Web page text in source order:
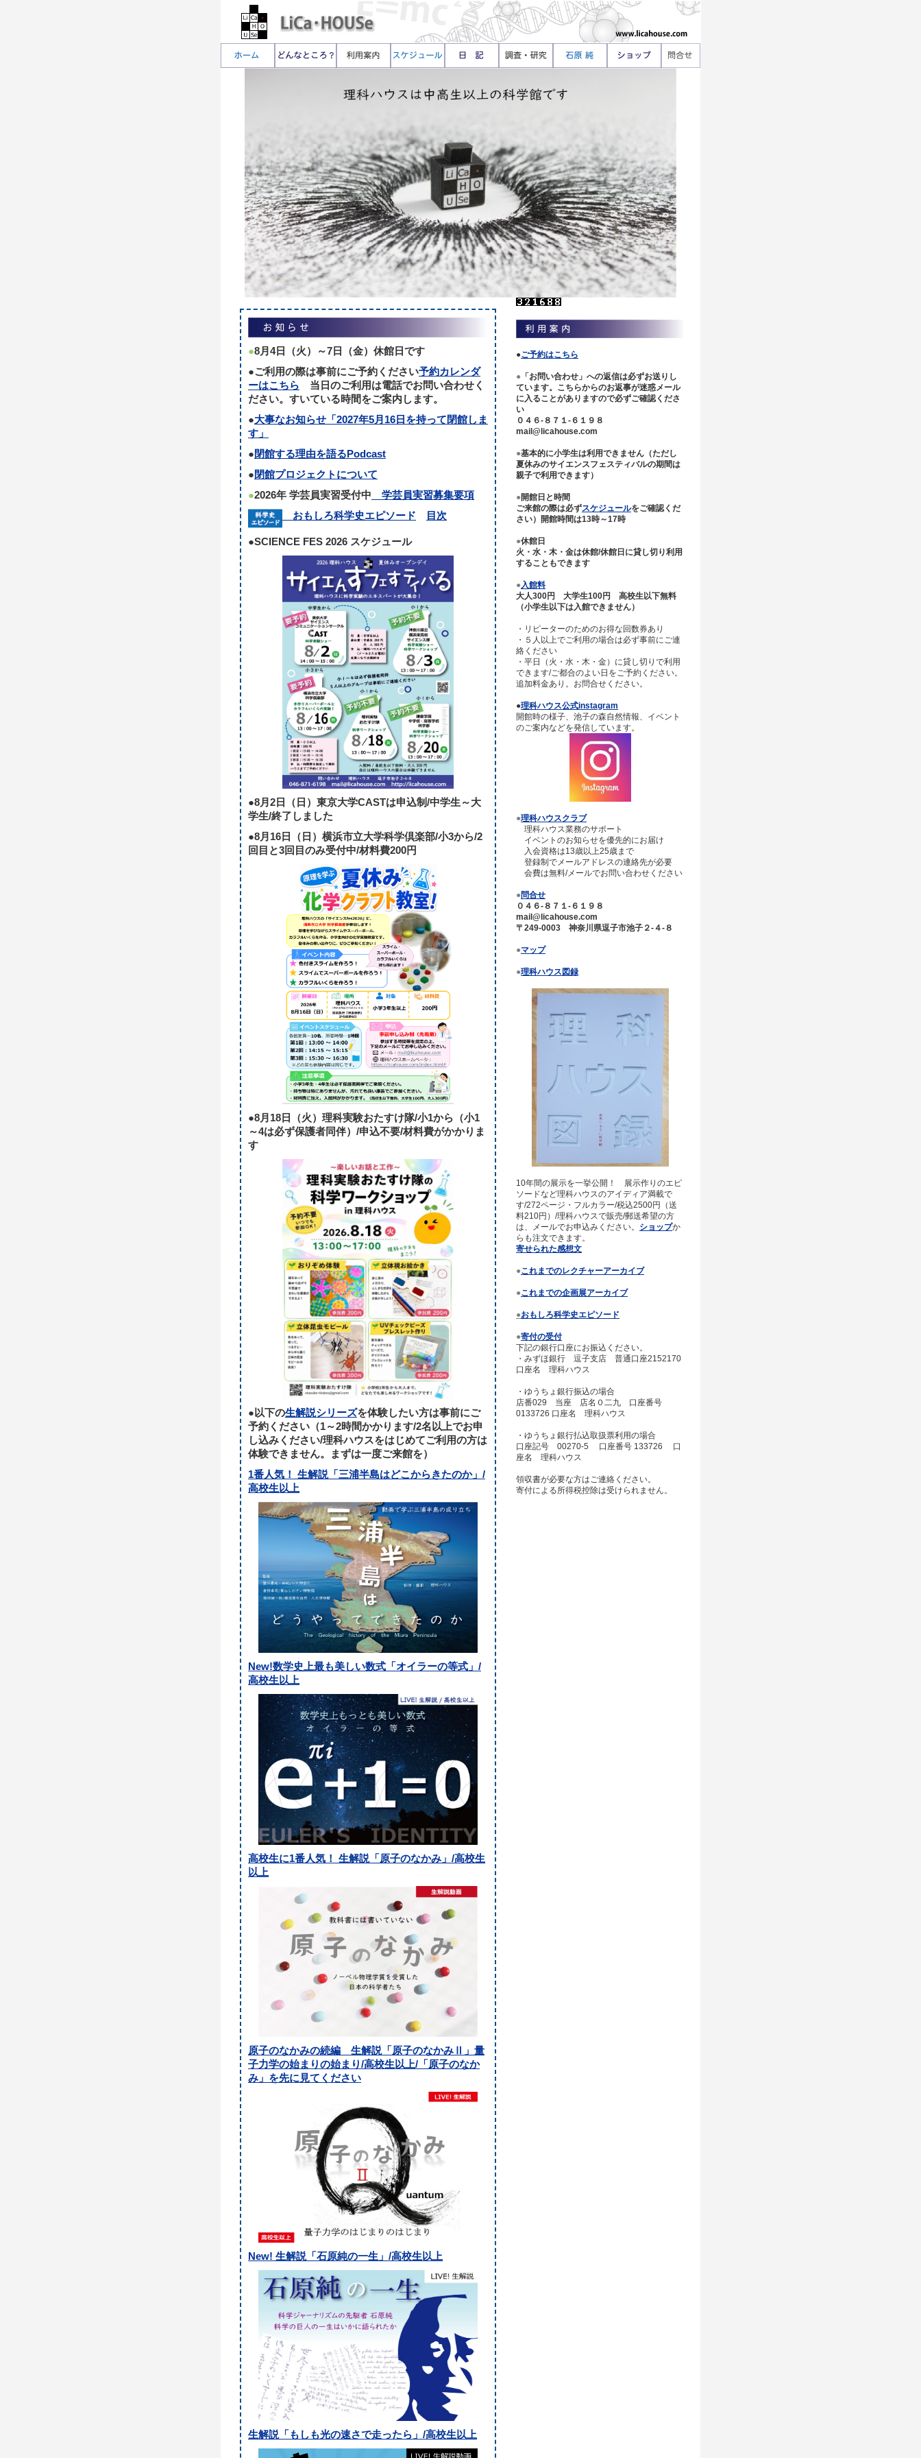
●8月4日（火）～7日（金）休館日です
●ご利用の際は事前にご予約ください予約カレンダ
ーはこちら 当日のご利用は電話でお問い合わせく
ださい。すいている時間をご案内します。
●大事なお知らせ「2027年5月16日を持って閉館しま
す」
●閉館する理由を語るPodcast
●閉館プロジェクトについて
●2026年 学芸員実習受付中 学芸員実習募集要項
おもしろ科学史エピソード
目次
●SCIENCE FES 2026 スケジュール
●8月2日（日）東京大学CASTは申込制/中学生～大
学生/終了しました
●8月16日（日）横浜市立大学科学倶楽部/小3から/2
回目と3回目のみ受付中/材料費200円
●8月18日（火）理科実験おたすけ隊/小1から（小1
～4は必ず保護者同伴）/申込不要/材料費がかかりま
す
●以下の生解説シリーズを体験したい方は事前にご
予約ください（1～2時間かかります/2名以上でお申
し込みください/理科ハウスをはじめてご利用の方は
体験できません。まずは一度ご来館を）
1番人気！ 生解説「三浦半島はどこからきたのか」/
高校生以上
New!数学史上最も美しい数式「オイラーの等式」/
高校生以上
高校生に1番人気！ 生解説「原子のなかみ」/高校生
以上
原子のなかみの続編 生解説「原子のなかみⅡ」量
子力学の始まりの始まり/高校生以上/「原子のなか
み」を先に見てください
New! 生解説「石原純の一生」/高校生以上
生解説「もしも光の速さで走ったら」/高校生以上
●ご予約はこちら
● 「お問い合わせ」への返信は必ずお送りし
ています。こちらからのお返事が迷惑メール
に入ることがありますので必ずご確認くださ
い
０４６-８７１-６１９８
mail@licahouse.com
●基本的に小学生は利用できません（ただし
夏休みのサイエンスフェスティバルの期間は
親子で利用できます）
● 開館日と時間
ご来館の際は必ずスケジュールをご確認くだ
さい）開館時間は13時～17時
●休館日
火・水・木・金は休館/休館日に貸し切り利用
することもできます
●入館料
大人300円 大学生100円 高校生以下無料
（小学生以下は入館できません）
・リピーターのためのお得な回数券あり
・５人以上でご利用の場合は必ず事前にご連
絡ください
・平日（火・水・木・金）に貸し切りで利用
できます/ご都合のよい日をご予約ください。
追加料金あり。お問合せください。
●理科ハウス公式instagram
開館時の様子、池子の森自然情報、イベント
のご案内などを発信しています。
●理科ハウスクラブ
理科ハウス業務のサポート
イベントのお知らせを優先的にお届け
入会資格は13歳以上25歳まで
登録制でメールアドレスの連絡先が必要
会費は無料/メールでお問い合わせください
● 問合せ
０４６-８７１-６１９８
mail@licahouse.com
〒249-0003 神奈川県逗子市池子２-４-８
●マップ
●理科ハウス図録
10年間の展示を一挙公開！ 展示作りのエピ
ソードなど理科ハウスのアイディア満載で
す/272ページ・フルカラー/税込2500円（送
料210円）/理科ハウスで販売/郵送希望の方
は、メールでお申込みください。 ショップか
らも注文できます。
寄せられた感想文
●これまでのレクチャーアーカイブ
●これまでの企画展アーカイブ
●おもしろ科学史エピソード
●寄付の受付
下記の銀行口座にお振込ください。
・みずほ銀行 逗子支店 普通口座2152170
口座名 理科ハウス
・ゆうちょ銀行振込の場合
店番029 当座 店名０二九 口座番号
0133726 口座名 理科ハウス
・ゆうちょ銀行払込取扱票利用の場合
口座記号 00270-5 口座番号 133726 口
座名 理科ハウス
領収書が必要な方はご連絡ください。
寄付による所得税控除は受けられません。